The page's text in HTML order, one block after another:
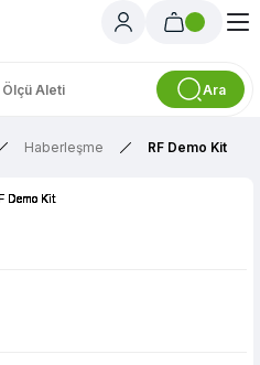
Ara
Haberleşme RF Demo Kit